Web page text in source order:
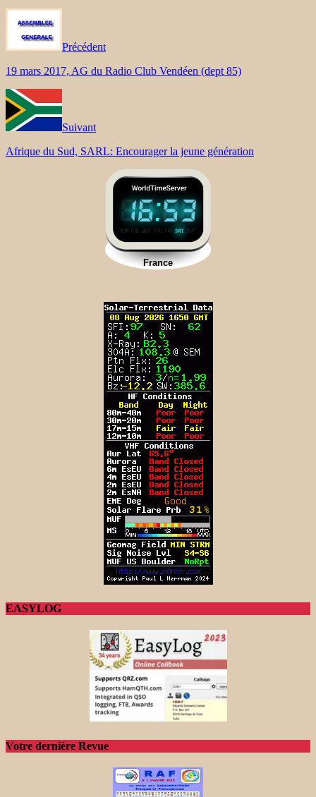
Précédent
19 mars 2017, AG du Radio Club Vendéen (dept 85)
Suivant
Afrique du Sud, SARL: Encourager la jeune génération
EASYLOG
Votre dernière Revue